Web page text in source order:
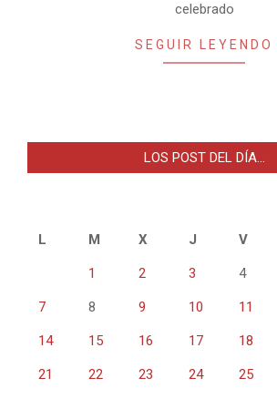
celebrado
SEGUIR LEYENDO
LOS POST DEL DÍA…
L
M X J V
1 2 3 4
7 8 9 10 11
14 15 16 17 18
21 22 23 24 25